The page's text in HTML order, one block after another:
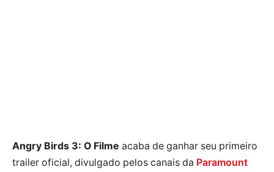
Angry Birds 3: O Filme acaba de ganhar seu primeiro
trailer oficial, divulgado pelos canais da Paramount